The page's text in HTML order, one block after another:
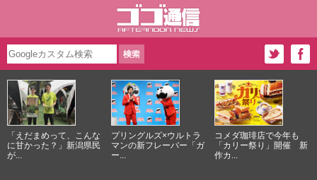
「えだまめって、こんな
に甘かった？」新潟県民
が...
プリングルズ×ウルトラ
マンの新フレーバー「ガ
ー...
コメダ珈琲店で今年も
「カリー祭り」開催 新
作カ...